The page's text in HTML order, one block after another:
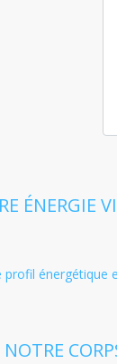
ÉNERGIE
énergétique